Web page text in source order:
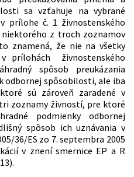
sa vzťahuje na vybrané
prílohe č. 1 živnostenského
niektorého z troch zoznamov
znamená, že nie na všetky
prílohách živnostenského
spôsob preukázania
odbornej spôsobilosti, ale iba
sú zároveň zaradené v
zoznamy živností, pre ktoré
podmienky odbornej
spôsob ich uznávania v
36/ES zo 7. septembra 2005
v znení smernice EP a R